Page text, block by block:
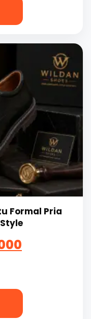
190.000.
Formal Pria